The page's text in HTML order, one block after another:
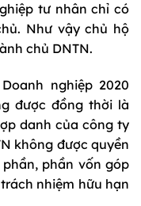
tư nhân chỉ có
Như vậy chủ hộ
chủ DNTN.
nghiệp 2020
được đồng thời là
danh của công ty
không được quyền
phần vốn góp
nhiệm hữu hạn